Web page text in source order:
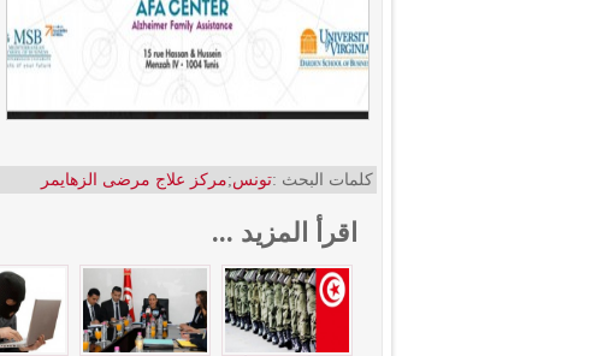
كلمات البحث :تونس;مركز علاج مرضى الزهايمر
اقرأ المزيد ...